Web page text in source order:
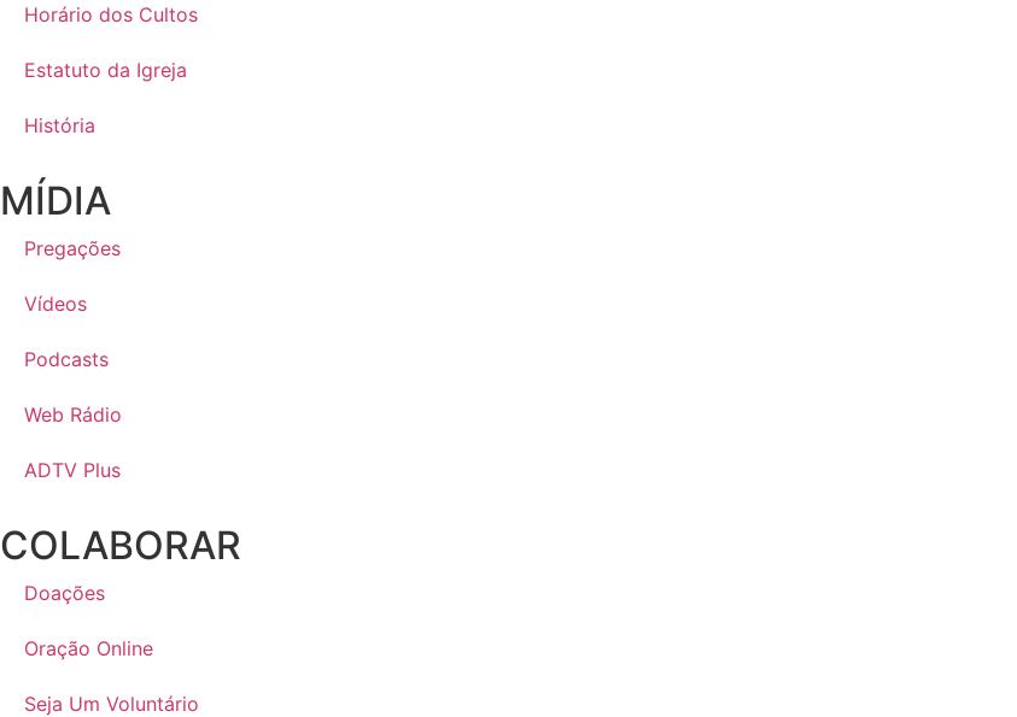
Horário dos Cultos
Estatuto da Igreja
História
MÍDIA
Pregações
Vídeos
Podcasts
Web Rádio
ADTV Plus
COLABORAR
Doações
Oração Online
Seja Um Voluntário